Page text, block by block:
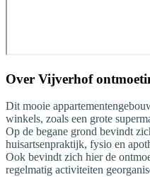
Over Vijverhof
Dit mooie
winkels, zoals een grote
Op de begane grond bevindt
huisartsenpraktijk, fysio en
Ook bevindt zich hier de
regelmatig activiteiten